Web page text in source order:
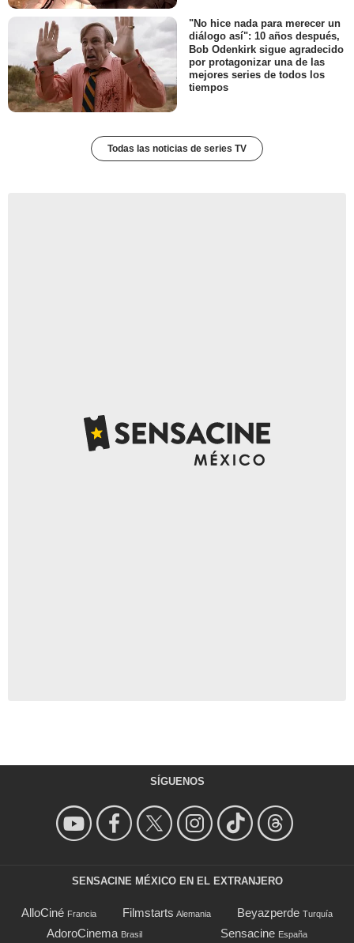
"No hice nada para merecer un
diálogo así": 10 años después,
Bob Odenkirk sigue agradecido
por protagonizar una de las
mejores series de todos los
tiempos
Todas las noticias de series TV
SÍGUENOS
SENSACINE MÉXICO EN EL EXTRANJERO
AlloCiné Francia Filmstarts Alemania Beyazperde Turquía
AdoroCinema Brasil Sensacine España